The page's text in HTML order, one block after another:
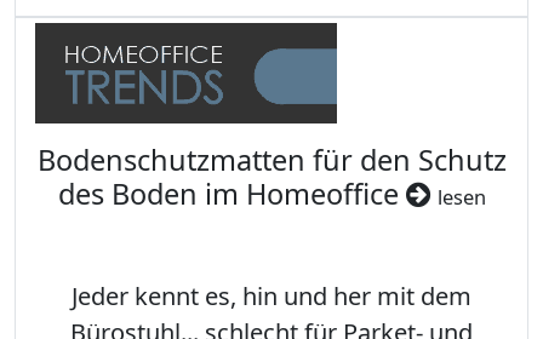
Bodenschutzmatten für den Schutz
des Boden im Homeoffice
lesen
Jeder kennt es, hin und her mit dem
Bürostuhl... schlecht für Parket- und